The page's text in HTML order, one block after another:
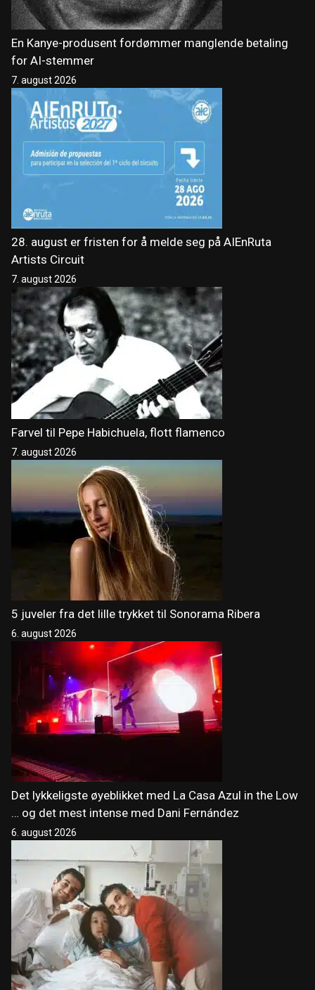
En Kanye-produsent fordømmer manglende betaling
for AI-stemmer
7. august 2026
28. august er fristen for å melde seg på AIEnRuta
Artists Circuit
7. august 2026
Farvel til Pepe Habichuela, flott flamenco
7. august 2026
5 juveler fra det lille trykket til Sonorama Ribera
6. august 2026
Det lykkeligste øyeblikket med La Casa Azul in the Low
… og det mest intense med Dani Fernández
6. august 2026